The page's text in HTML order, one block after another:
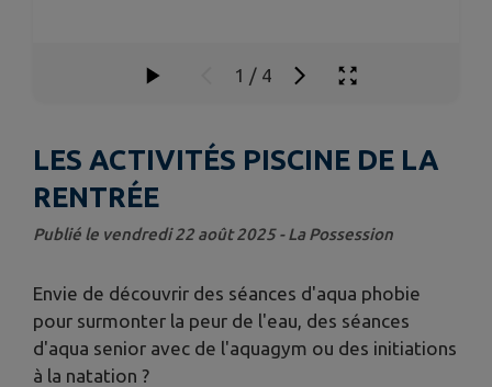
1 / 4
LES ACTIVITÉS PISCINE DE LA
RENTRÉE
Publié le vendredi 22 août 2025 - La Possession
Envie de découvrir des séances d'aqua phobie
pour surmonter la peur de l'eau, des séances
d'aqua senior avec de l'aquagym ou des initiations
à la natation ?